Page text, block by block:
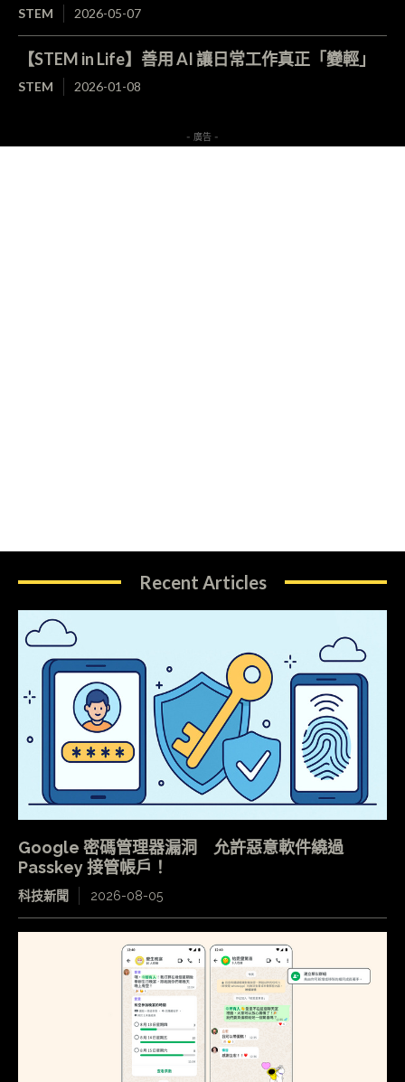
STEM 2026-05-07
【STEM in Life】善用 AI 讓日常工作真正「變輕」
STEM 2026-01-08
- 廣告 -
Recent Articles
Google 密碼管理器漏洞 允許惡意軟件繞過
Passkey 接管帳戶！
科技新聞 2026-08-05